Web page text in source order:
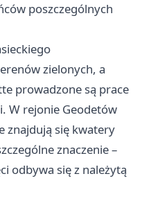
poszczególnych
zielonych, a
prowadzone są prace
W rejonie Geodetów
znajdują się kwatery
znaczenie –
odbywa się z należytą